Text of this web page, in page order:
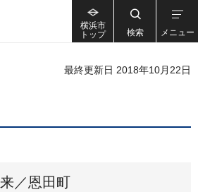
横浜市
トップ
検索 メニュー
最終更新日 2018年10月22日
／恩田町